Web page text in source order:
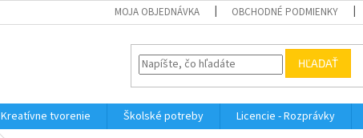
MOJA OBJEDNÁVKA OBCHODNÉ PODMIENKY
HĽADAŤ
Kreatívne tvorenie Školské potreby Licencie - Rozprávky